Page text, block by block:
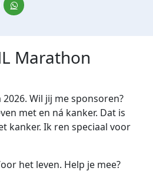
Marathon
Wil jij me sponsoren?
met en ná kanker. Dat is
kanker. Ik ren speciaal voor
het leven. Help je mee?